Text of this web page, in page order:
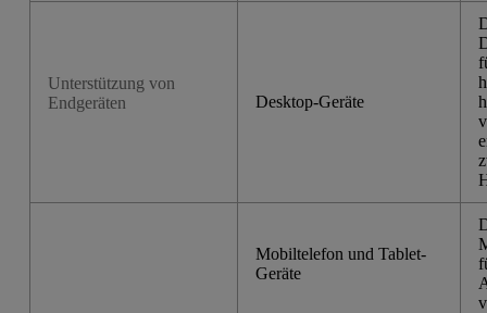
Unterstützung von
Endgeräten
Desktop-Geräte
Mobiltelefon und Tablet-
Geräte